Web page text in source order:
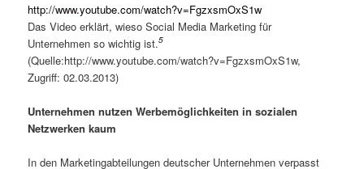
http://www.youtube.com/watch?v=FgzxsmOxS1w
Das Video erklärt, wieso Social Media Marketing für
Unternehmen so wichtig ist.5
(Quelle:http://www.youtube.com/watch?v=FgzxsmOxS1w,
Zugriff: 02.03.2013)
Unternehmen nutzen Werbemöglichkeiten in sozialen
Netzwerken kaum
In den Marketingabteilungen deutscher Unternehmen verpasst